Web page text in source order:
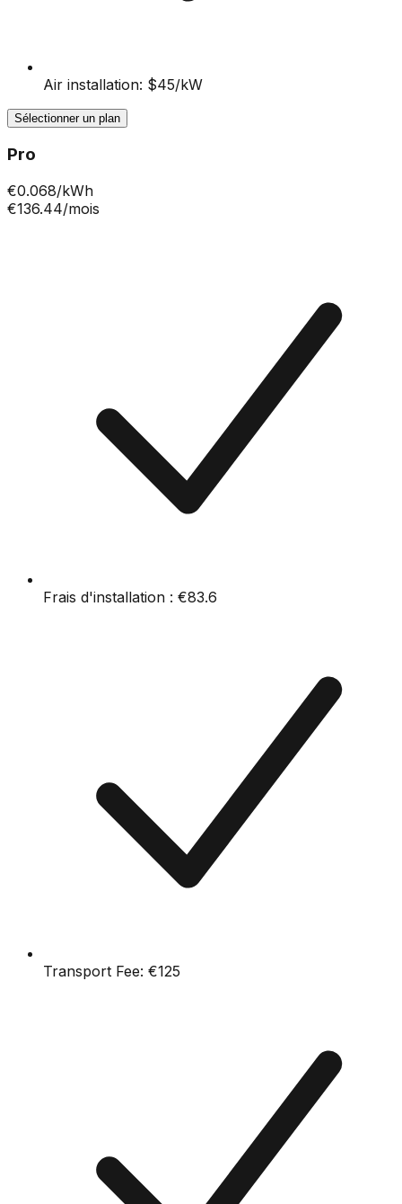
Air installation: $45/kW
Sélectionner un plan
Pro
€0.068/kWh
€136.44/mois
Frais d'installation : €83.6
Transport Fee: €125